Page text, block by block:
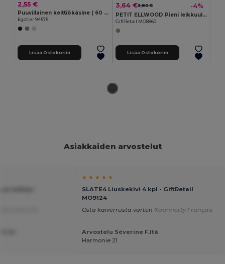
2,55 €
Puuvillainen keittiökäsine ( 60 % kierrätetystä)
Egotier 94575
Lisää Ostokoriin
3,64 €3,80 € -4%
PETIT ELLWOOD Pieni leikkuulauta
GiftRetail MO8860
Lisää Ostokoriin
Asiakkaiden arvostelut
★ ★ ★ ★ ★
SLATE4 Liuskekivi 4 kpl - GiftRetail
MO9124
Osta kaiverrusta varten Käännetty Français
Arvostelu Séverine F.ltä
Harmonie 21